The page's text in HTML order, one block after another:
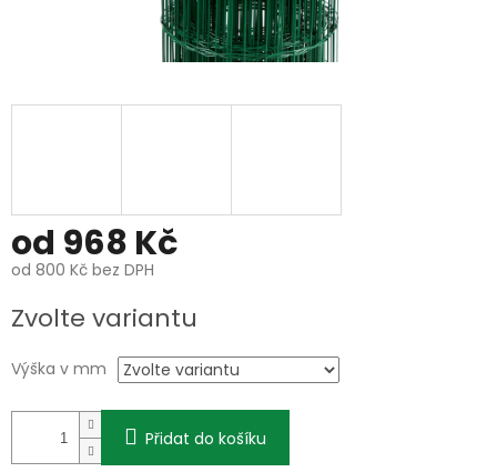
od 968 Kč
od 800 Kč bez DPH
cena:
Zvolte variantu
Výška v mm
Přidat do košíku